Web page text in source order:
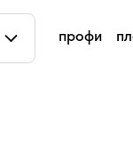
профи